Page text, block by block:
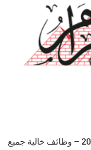
وظائف اهرام الجمعة 18 اكتوبر 2024 – وظائف خالية جميع